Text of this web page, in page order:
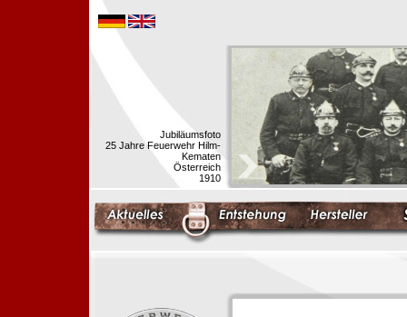
Jubiläumsfoto
25 Jahre Feuerwehr Hilm-
Kematen
Österreich
1910